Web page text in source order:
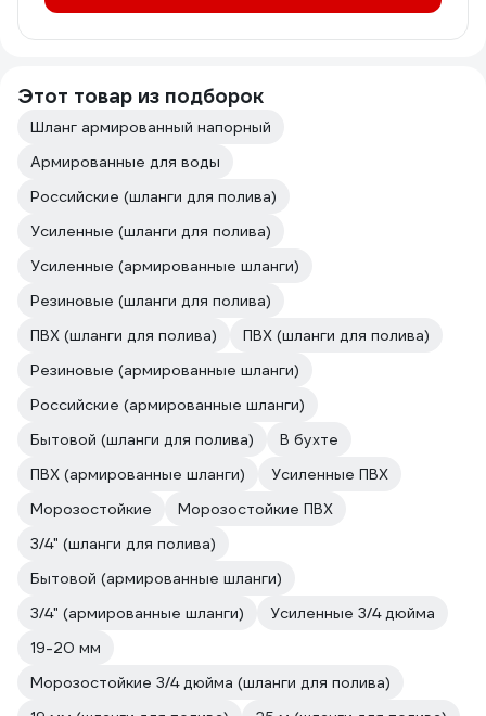
Этот товар из подборок
Шланг армированный напорный
Армированные для воды
Российские (шланги для полива)
Усиленные (шланги для полива)
Усиленные (армированные шланги)
Резиновые (шланги для полива)
ПВХ (шланги для полива)
ПВХ (шланги для полива)
Резиновые (армированные шланги)
Российские (армированные шланги)
Бытовой (шланги для полива)
В бухте
ПВХ (армированные шланги)
Усиленные ПВХ
Морозостойкие
Морозостойкие ПВХ
3/4" (шланги для полива)
Бытовой (армированные шланги)
3/4" (армированные шланги)
Усиленные 3/4 дюйма
19-20 мм
Морозостойкие 3/4 дюйма (шланги для полива)